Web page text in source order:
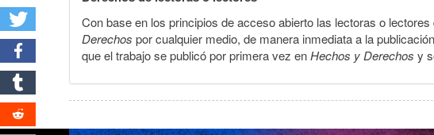
Con base en los principios de acceso abierto las lectoras o
Derechos por cualquier medio, de manera inmediata a la
que el trabajo se publicó por primera vez enHechos y Derechos y